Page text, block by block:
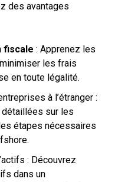
des avantages
fiscale : Apprenez les
les frais
en toute légalité.
à l’étranger :
sur les
étapes nécessaires
: Découvrez
dans un